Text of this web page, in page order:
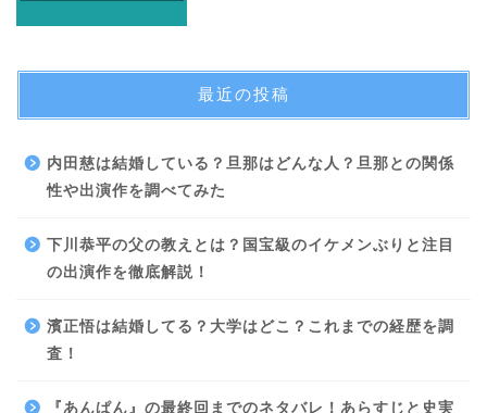
最近の投稿
内田慈は結婚している？旦那はどんな人？旦那との関係
性や出演作を調べてみた
下川恭平の父の教えとは？国宝級のイケメンぶりと注目
の出演作を徹底解説！
濱正悟は結婚してる？大学はどこ？これまでの経歴を調
査！
『あんぱん』の最終回までのネタバレ！あらすじと史実